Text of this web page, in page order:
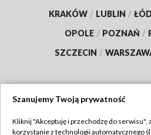
KRAKÓW / LUBLIN /
OPOLE / POZNAŃ /
SZCZECIN /
Szanujemy Twoją prywatność
Kliknij "Akceptuję i przechodzę do serwisu",
korzystanie z technologii automatycznego